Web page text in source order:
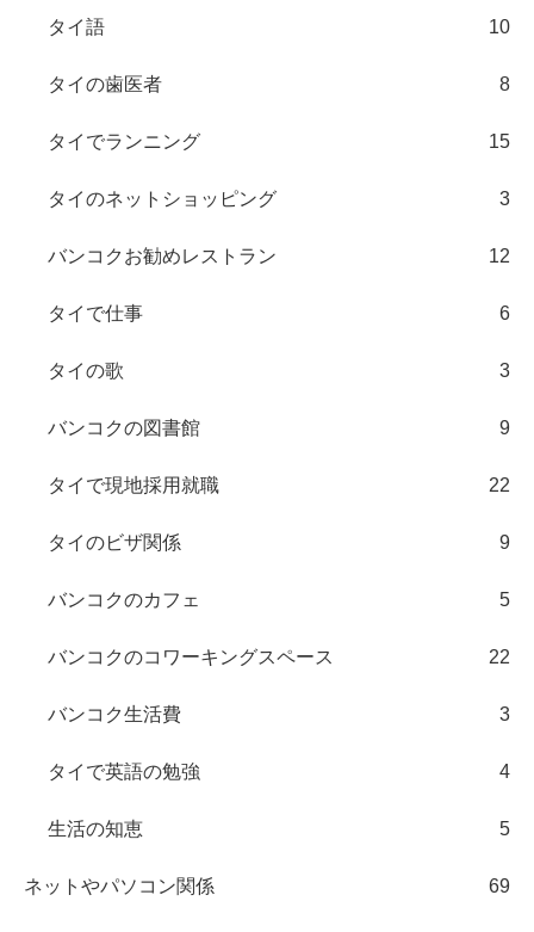
タイ語 10
タイの歯医者 8
タイでランニング 15
タイのネットショッピング 3
バンコクお勧めレストラン 12
タイで仕事 6
タイの歌 3
バンコクの図書館 9
タイで現地採用就職 22
タイのビザ関係 9
バンコクのカフェ 5
バンコクのコワーキングスペース 22
バンコク生活費 3
タイで英語の勉強 4
生活の知恵 5
ネットやパソコン関係 69